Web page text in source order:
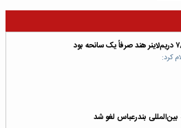
کرد:
بین‌المللی بندرعباس لغو شد